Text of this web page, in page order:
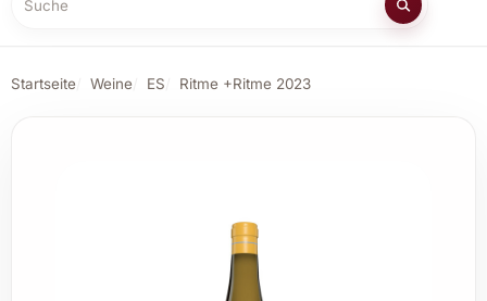
Suche
Startseite Weine ES Ritme +Ritme 2023